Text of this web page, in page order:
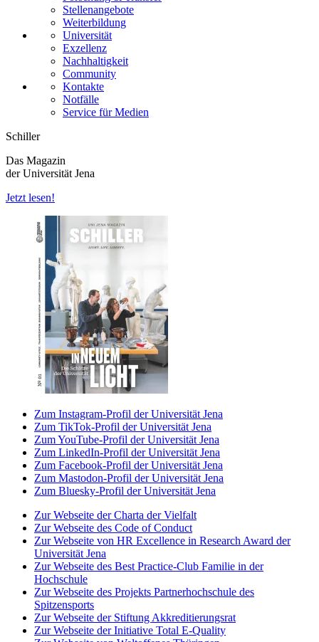
Stellenangebote
Weiterbildung
Universität
Exzellenz
Nachhaltigkeit
Community
Kontakte
Notfälle
Service für Medien
Schiller
Das Magazin
der Universität Jena
Jetzt lesen!
Zum Instagram-Profil der Universität Jena
Zum TikTok-Profil der Universität Jena
Zum YouTube-Profil der Universität Jena
Zum LinkedIn-Profil der Universität Jena
Zum Facebook-Profil der Universität Jena
Zum Mastodon-Profil der Universität Jena
Zum Bluesky-Profil der Universität Jena
Zur Webseite der Charta der Vielfalt
Zur Webseite des Code of Conduct
Zur Webseite von HR Excellence in Research Award der
Universität Jena
Zur Webseite des Best Practice-Club Familie in der
Hochschule
Zur Webseite des Projekts Partnerhochschule des
Spitzensports
Zur Webseite der Stiftung Akkreditierungsrat
Zur Webseite der Initiative Total E-Quality